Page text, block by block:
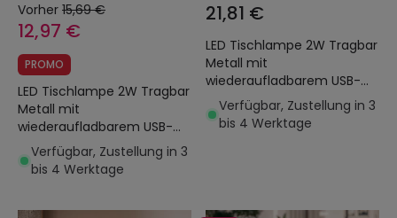
Vorher 15,69 €
12,97 €
PROMO
LED Tischlampe 2W Tragbar
Metall mit
wiederaufladbarem USB-
Akku Zaipi
Verfügbar, Zustellung in 3
bis 4 Werktage
21,81 €
LED Tischlampe 2W Tragbar
Metall mit
wiederaufladbarem USB-
Akku Zaipi
Verfügbar, Zustellung in 3
bis 4 Werktage